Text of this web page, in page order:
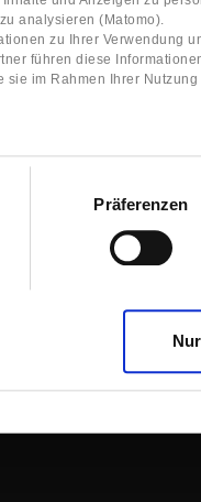
analysieren (Matomo).
zu Ihrer Verwendung
führen diese
sie im Rahmen Ihrer
Präferenzen